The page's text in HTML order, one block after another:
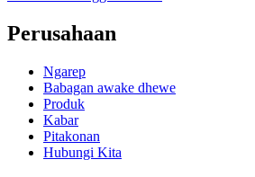
Perusahaan
Ngarep
Babagan awake dhewe
Produk
Kabar
Pitakonan
Hubungi Kita